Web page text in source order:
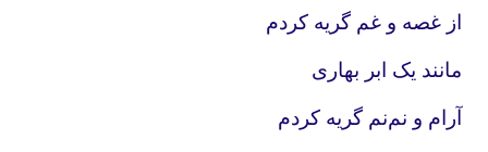
از غصه و غم گریه کردم
مانند یک ابر بهاری
آرام و نم‌نم گریه کردم